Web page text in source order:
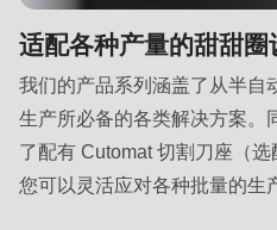
适配各种产量的甜甜圈
我们的产品系列涵盖了从半自
生产所必备的各类解决方案。
了配有 Cutomat 切割刀座（
您可以灵活应对各种批量的生